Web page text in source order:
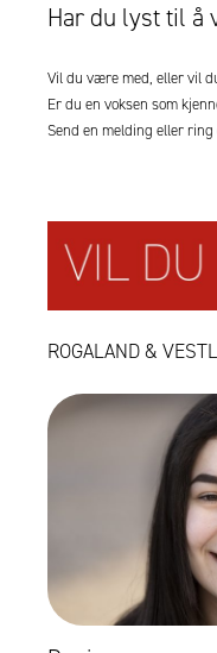
Har du lyst til å
Vil du være med, eller vil
Er du en voksen som
Send en melding eller
ROGALAND &